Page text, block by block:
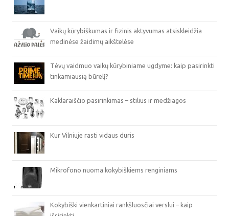
Vaikų kūrybiškumas ir fizinis aktyvumas atsiskleidžia
medinėse žaidimų aikštelėse
Tėvų vaidmuo vaikų kūrybiniame ugdyme: kaip pasirinkti
tinkamiausią būrelį?
Kaklaraiščio pasirinkimas – stilius ir medžiagos
Kur Vilniuje rasti vidaus duris
Mikrofono nuoma kokybiškiems renginiams
Kokybiški vienkartiniai rankšluosčiai verslui – kaip